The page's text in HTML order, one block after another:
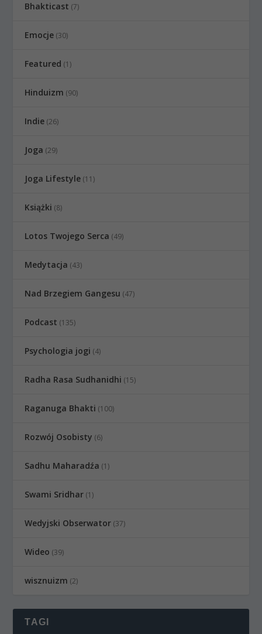
Bhakticast (7)
Emocje (30)
Featured (1)
Hinduizm (90)
Indie (26)
Joga (29)
Joga Lifestyle (11)
Książki (8)
Lotos Twojego Serca (49)
Medytacja (43)
Nad Brzegiem Gangesu (47)
Podcast (135)
Psychologia jogi (4)
Radha Rasa Sudhanidhi (15)
Raganuga Bhakti (100)
Rozwój Osobisty (6)
Sadhu Maharadźa (1)
Swami Sridhar (1)
Wedyjski Obserwator (37)
Wideo (39)
wisznuizm (2)
TAGI